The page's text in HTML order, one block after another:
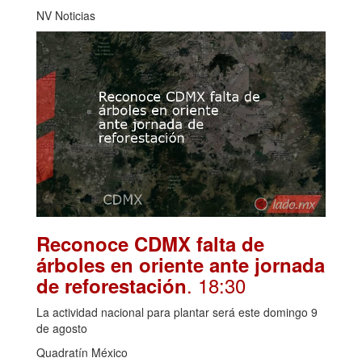
NV Noticias
Reconoce CDMX falta de
árboles en oriente ante jornada
de reforestación. 18:30
La actividad nacional para plantar será este domingo 9
de agosto
Quadratín México